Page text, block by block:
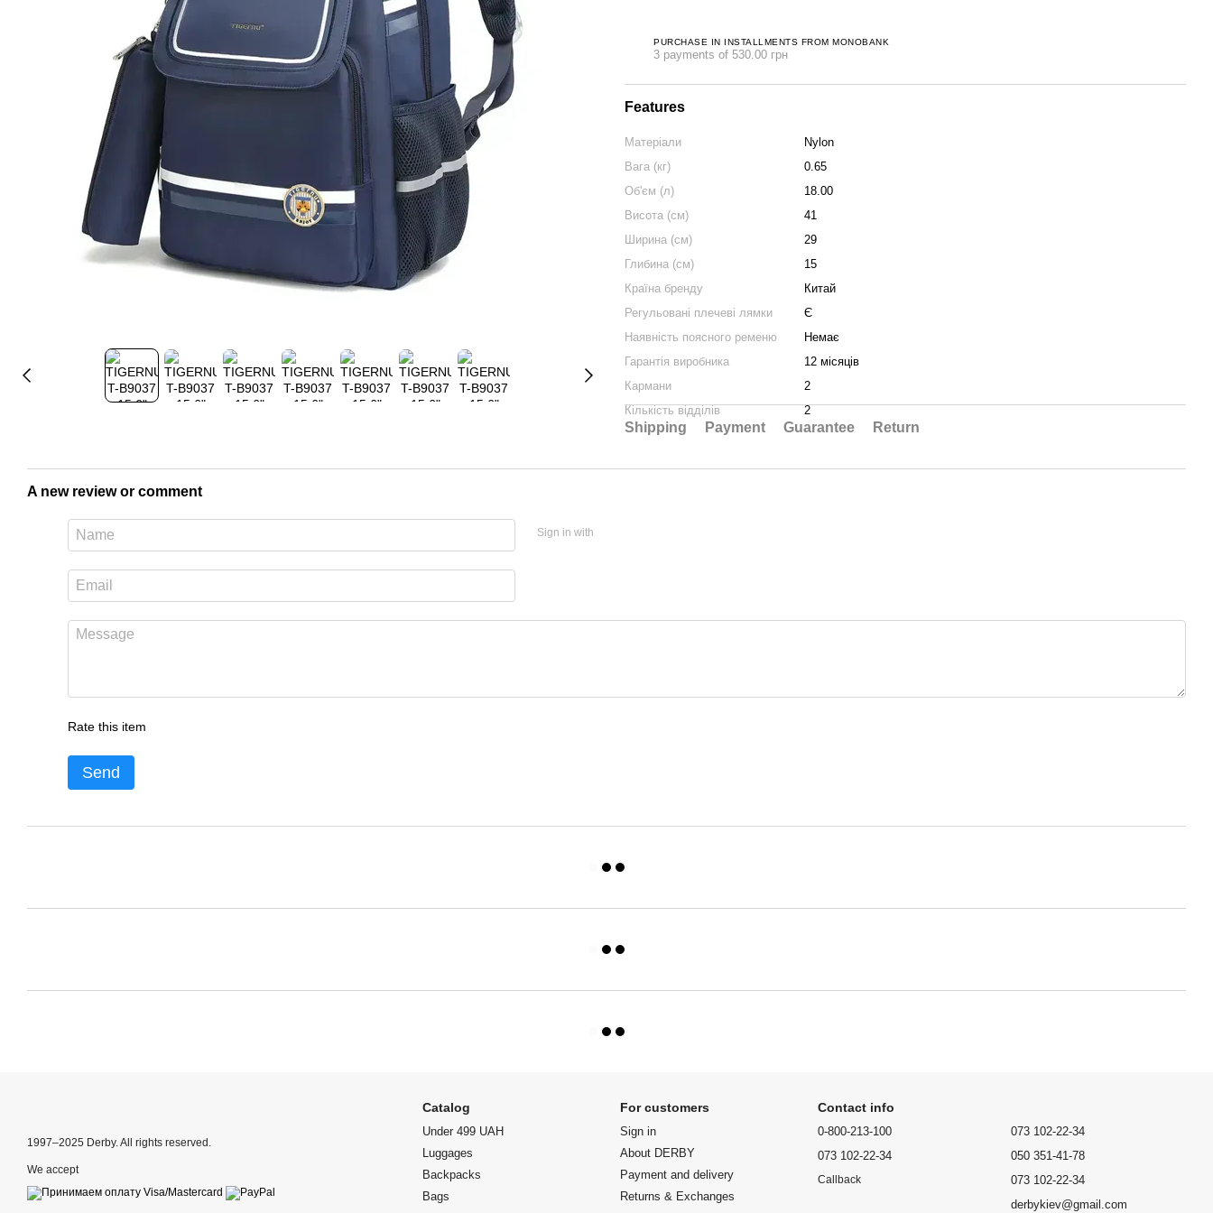
PURCHASE IN INSTALLMENTS FROM MONOBANK
3 payments of 530.00 грн
Features
Матеріали
Nylon
Вага (кг)
0.65
Об'єм (л)
18.00
Висота (см)
41
Ширина (см)
29
Глибина (см)
15
Країна бренду
Китай
Регульовані плечеві лямки
Є
Наявність поясного ременю
Немає
Гарантія виробника
12 місяців
Кармани
2
Кількість відділів
2
Shipping Payment Guarantee Return
A new review or comment
Sign in with
Rate this item
Send
1997–2025 Derby. All rights reserved.
We accept
Catalog
Under 499 UAH
Luggages
Backpacks
Bags
For customers
Sign in
About DERBY
Payment and delivery
Returns & Exchanges
Contact info
0-800-213-100
073 102-22-34
Callback
073 102-22-34
050 351-41-78
073 102-22-34
derbykiev@gmail.com